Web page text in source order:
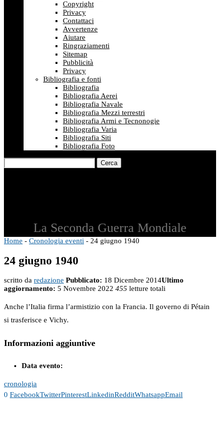
Copyright
Privacy
Contattaci
Avvertenze
Aiutare
Ringraziamenti
Sitemap
Pubblicità
Privacy
Bibliografia e fonti
Bibliografia
Bibliografia Aerei
Bibliografia Navale
Bibliografia Mezzi terrestri
Bibliografia Armi e Tecnonogie
Bibliografia Varia
Bibliografia Siti
Bibliografia Foto
Cerca
La Seconda Guerra Mondiale
Home - Cronologia eventi - 24 giugno 1940
24 giugno 1940
scritto da redazione Pubblicato: 18 Dicembre 2014Ultimo
aggiornamento: 5 Novembre 2022 455 letture totali
Anche l’Italia firma l’armistizio con la Francia. Il governo di Pétain
si trasferisce e Vichy.
Informazioni aggiuntive
Data evento:
cronologia
0 FacebookTwitterPinterestLinkedinRedditWhatsappEmail